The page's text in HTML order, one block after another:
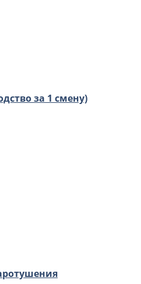
за 1 смену)